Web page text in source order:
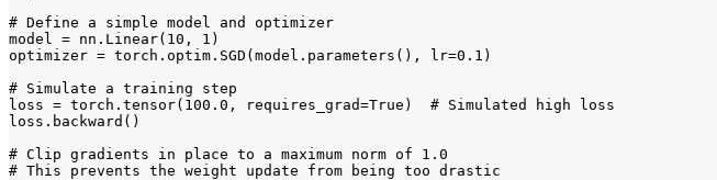
# Define a simple model and optimizer
model = nn.Linear(10, 1)
optimizer = torch.optim.SGD(model.parameters(), lr=0.1)
# Simulate a training step
loss = torch.tensor(100.0, requires_grad=True)  # Simulated high loss
loss.backward()
# Clip gradients in place to a maximum norm of 1.0
# This prevents the weight update from being too drastic